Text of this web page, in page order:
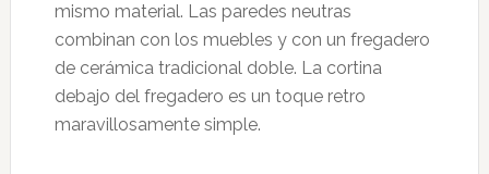
mismo material. Las paredes neutras
combinan con los muebles y con un fregadero
de cerámica tradicional doble. La cortina
debajo del fregadero es un toque retro
maravillosamente simple.